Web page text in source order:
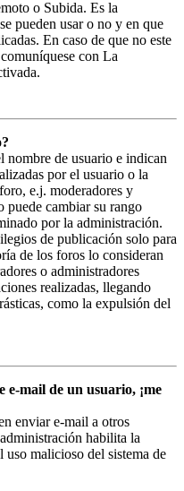
o Subida. Es la
pueden usar o no y en que
En caso de que no este
con La
nombre de usuario e indican
por el usuario o la
e.j. moderadores y
puede cambiar su rango
por la administración.
de publicación solo para
de los foros lo consideran
o administradores
realizadas, llegando
como la expulsión del
e-mail de un usuario, ¡me
enviar e-mail a otros
habilita la
uso malicioso del sistema de